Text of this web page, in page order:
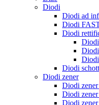
Diodi
Diodi ad
Diodi
Diodi
Diodi
Diodi
Diodi zener
Diodi
Diodi
Diodi